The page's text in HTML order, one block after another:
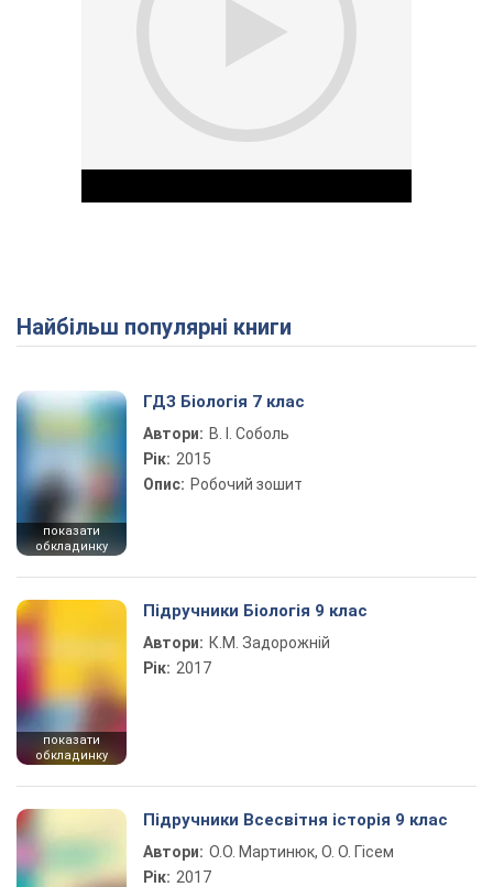
Play Video
Найбільш популярні книги
показати
обкладинку
ГДЗ Біологія 7 клас
Автори: В. І. Соболь
Рік: 2015
Опис: Робочий зошит
показати
обкладинку
Підручники Біологія 9 клас
Автори: К.М. Задорожній
Рік: 2017
Підручники Всесвітня історія 9 клас
Автори: О.О. Мартинюк, О. О. Гісем
Рік: 2017